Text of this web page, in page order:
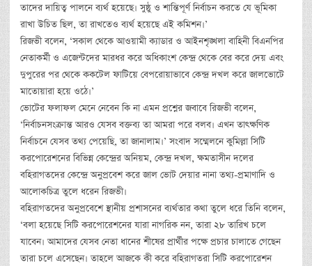
তাদের দায়িত্ব পালনে ব্যর্থ হয়েছে। সুষ্ঠু ও শান্তিপূর্ণ নির্বাচন করতে যে ভূমিকা
রাখা উচিত ছিল, তা রাখতেও ব্যর্থ হয়েছে এই কমিশন।’
রিজভী বলেন, ‘সকাল থেকে আওয়ামী ক্যাডার ও আইনশৃঙ্খলা বাহিনী বিএনপির
নেতাকর্মী ও এজেন্টদের মারধর করে অধিকাংশ কেন্দ্র থেকে বের করে দেয় এবং
দুপুরের পর থেকে ককটেল ফাটিয়ে বেপরোয়াভাবে কেন্দ্র দখল করে জালভোটে
মাতোয়ারা হয়ে ওঠে।’
ভোটের ফলাফল মেনে নেবেন কি না এমন প্রশ্নের জবাবে রিজভী বলেন,
‘নির্বাচনসংক্রান্ত আরও যেসব বক্তব্য তা আমরা পরে বলব। এখন তাৎক্ষণিক
নির্বাচনে যেসব তথ্য পেয়েছি, তা জানালাম।’ সংবাদ সম্মেলনে কুমিল্লা সিটি
করপোরেশনের বিভিন্ন কেন্দ্রের অনিয়ম, কেন্দ্র দখল, ক্ষমতাসীন দলের
বহিরাগতদের কেন্দ্রে অনুপ্রবেশ করে জাল ভোট দেয়ার নানা তথ্য-প্রমাণাদি ও
আলোকচিত্র তুলে ধরেন রিজভী।
বহিরাগতদের অনুপ্রবেশে স্থানীয় প্রশাসনের ব্যর্থতার কথা তুলে ধরে তিনি বলেন,
‘বলা হয়েছে সিটি করপোরেশনের যারা নাগরিক নন, তারা ২৮ তারিখ চলে
যাবেন। আমাদের যেসব নেতা ধানের শীষের প্রার্থীর পক্ষে প্রচার চালাতে গেছেন
তারা চলে এসেছেন। তাহলে আজকে কী করে বহিরাগতরা সিটি করপোরেশন